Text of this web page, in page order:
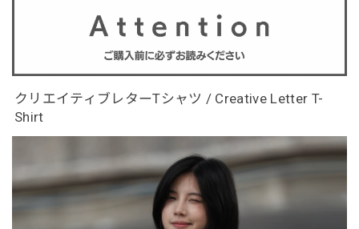
クリエイティブレターTシャツ / Creative Letter T-
Shirt